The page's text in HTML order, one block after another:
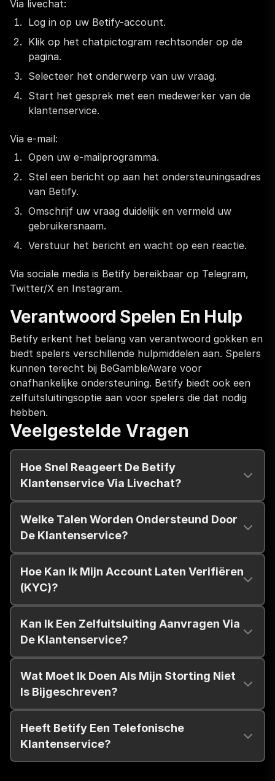
Via livechat:
Log in op uw Betify-account.
Klik op het chatpictogram rechtsonder op de
pagina.
Selecteer het onderwerp van uw vraag.
Start het gesprek met een medewerker van de
klantenservice.
Via e-mail:
Open uw e-mailprogramma.
Stel een bericht op aan het ondersteuningsadres
van Betify.
Omschrijf uw vraag duidelijk en vermeld uw
gebruikersnaam.
Verstuur het bericht en wacht op een reactie.
Via sociale media is Betify bereikbaar op Telegram,
Twitter/X en Instagram.
Verantwoord Spelen En Hulp
Betify erkent het belang van verantwoord gokken en
biedt spelers verschillende hulpmiddelen aan. Spelers
kunnen terecht bij BeGambleAware voor
onafhankelijke ondersteuning. Betify biedt ook een
zelfuitsluitingsoptie aan voor spelers die dat nodig
hebben.
Veelgestelde Vragen
Hoe Snel Reageert De Betify
Klantenservice Via Livechat?
Welke Talen Worden Ondersteund Door
De Klantenservice?
Hoe Kan Ik Mijn Account Laten Verifiëren
(KYC)?
Kan Ik Een Zelfuitsluiting Aanvragen Via
De Klantenservice?
Wat Moet Ik Doen Als Mijn Storting Niet
Is Bijgeschreven?
Heeft Betify Een Telefonische
Klantenservice?